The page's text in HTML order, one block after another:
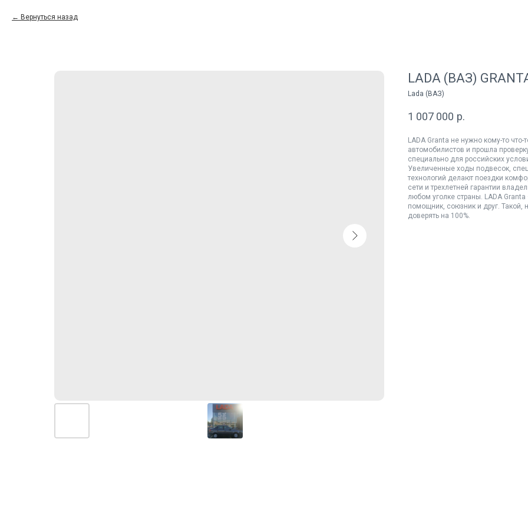
Вернуться назад
LADA (ВАЗ)
Lada (ВАЗ)
1 007 000 р.
LADA Granta не нужно кому-то
автомобилистов и прошла
специально для российских
Увеличенные ходы подвесок,
технологий делают поездки
сети и трехлетней гарантии
любом уголке страны. LADA
помощник, союзник и друг. Такой,
доверять на 100%.